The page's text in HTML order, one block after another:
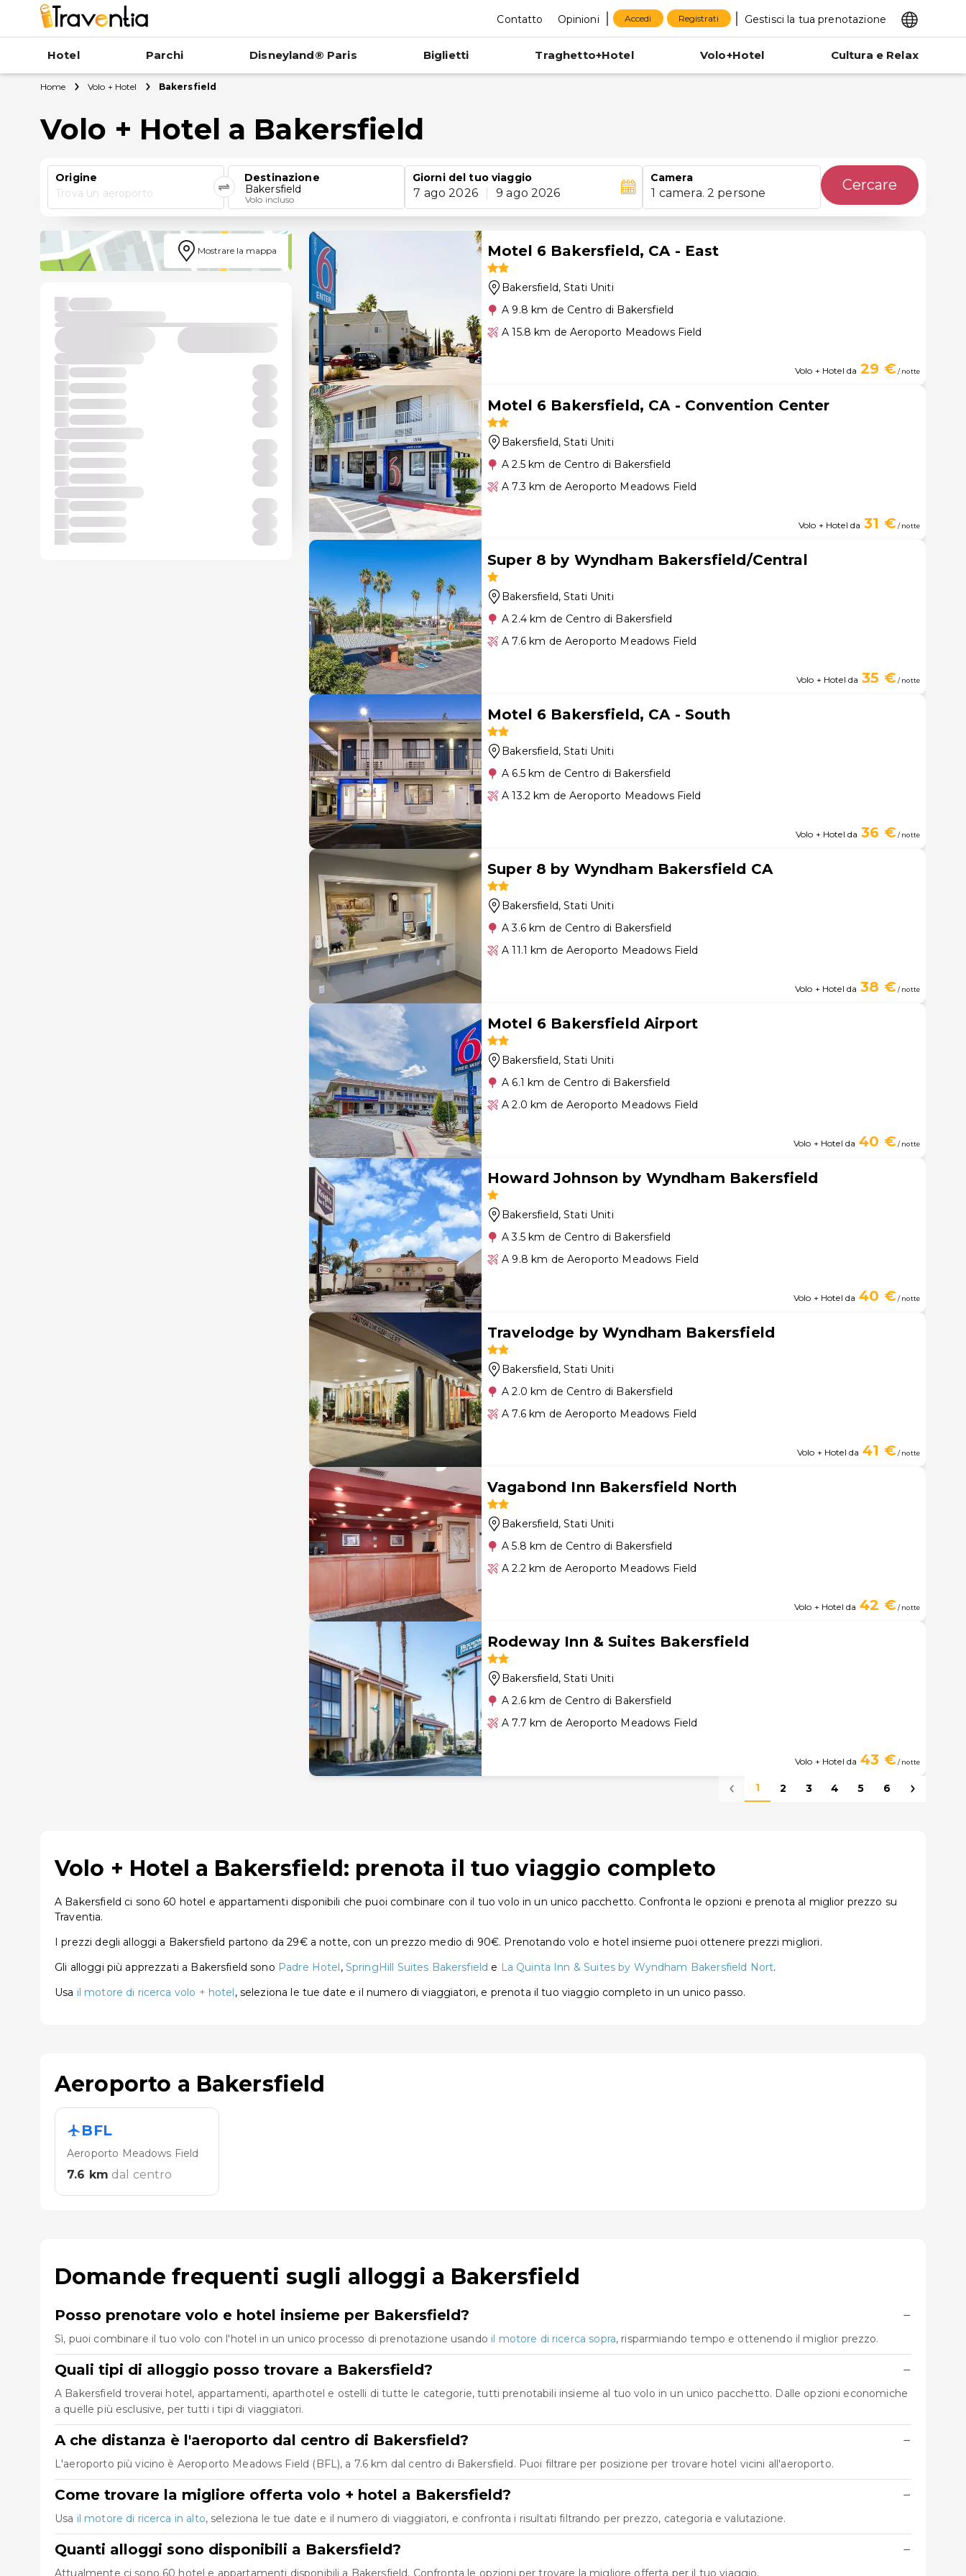
Contatto Opinioni Accedi Registrati Gestisci la tua prenotazione
Hotel Parchi Disneyland® Paris Biglietti Traghetto+Hotel Volo+Hotel Cultura e Relax
Home Volo + Hotel Bakersfield
Volo + Hotel a Bakersfield
Origine
Trova un aeroporto
Destinazione
Bakersfield
Volo incluso
Giorni del tuo viaggio
7 ago 2026 9 ago 2026
Camera
1 camera. 2 persone Cercare
Mostrare la mappa Motel 6 Bakersfield, CA - East
Bakersfield, Stati Uniti
A 9.8 km de Centro di Bakersfield
A 15.8 km de Aeroporto Meadows Field
Volo + Hotel da 29 €/ notte
Motel 6 Bakersfield, CA - Convention Center
Bakersfield, Stati Uniti
A 2.5 km de Centro di Bakersfield
A 7.3 km de Aeroporto Meadows Field
Volo + Hotel da 31 €/ notte
Super 8 by Wyndham Bakersfield/Central
Bakersfield, Stati Uniti
A 2.4 km de Centro di Bakersfield
A 7.6 km de Aeroporto Meadows Field
Volo + Hotel da 35 €/ notte
Motel 6 Bakersfield, CA - South
Bakersfield, Stati Uniti
A 6.5 km de Centro di Bakersfield
A 13.2 km de Aeroporto Meadows Field
Volo + Hotel da 36 €/ notte
Super 8 by Wyndham Bakersfield CA
Bakersfield, Stati Uniti
A 3.6 km de Centro di Bakersfield
A 11.1 km de Aeroporto Meadows Field
Volo + Hotel da 38 €/ notte
Motel 6 Bakersfield Airport
Bakersfield, Stati Uniti
A 6.1 km de Centro di Bakersfield
A 2.0 km de Aeroporto Meadows Field
Volo + Hotel da 40 €/ notte
Howard Johnson by Wyndham Bakersfield
Bakersfield, Stati Uniti
A 3.5 km de Centro di Bakersfield
A 9.8 km de Aeroporto Meadows Field
Volo + Hotel da 40 €/ notte
Travelodge by Wyndham Bakersfield
Bakersfield, Stati Uniti
A 2.0 km de Centro di Bakersfield
A 7.6 km de Aeroporto Meadows Field
Volo + Hotel da 41 €/ notte
Vagabond Inn Bakersfield North
Bakersfield, Stati Uniti
A 5.8 km de Centro di Bakersfield
A 2.2 km de Aeroporto Meadows Field
Volo + Hotel da 42 €/ notte
Rodeway Inn & Suites Bakersfield
Bakersfield, Stati Uniti
A 2.6 km de Centro di Bakersfield
A 7.7 km de Aeroporto Meadows Field
Volo + Hotel da 43 €/ notte
1 2 3 4 5 6
Volo + Hotel a Bakersfield: prenota il tuo viaggio completo
A Bakersfield ci sono 60 hotel e appartamenti disponibili che puoi combinare con il tuo volo in un unico pacchetto. Confronta le opzioni e prenota al miglior prezzo su
Traventia.
I prezzi degli alloggi a Bakersfield partono da 29€ a notte, con un prezzo medio di 90€. Prenotando volo e hotel insieme puoi ottenere prezzi migliori.
Gli alloggi più apprezzati a Bakersfield sono Padre Hotel, SpringHill Suites Bakersfield e La Quinta Inn & Suites by Wyndham Bakersfield Nort.
Usa il motore di ricerca volo + hotel, seleziona le tue date e il numero di viaggiatori, e prenota il tuo viaggio completo in un unico passo.
Aeroporto a Bakersfield
BFL
Aeroporto Meadows Field
7.6 km dal centro
Domande frequenti sugli alloggi a Bakersfield
Posso prenotare volo e hotel insieme per Bakersfield? −
Sì, puoi combinare il tuo volo con l'hotel in un unico processo di prenotazione usando il motore di ricerca sopra, risparmiando tempo e ottenendo il miglior prezzo.
Quali tipi di alloggio posso trovare a Bakersfield? −
A Bakersfield troverai hotel, appartamenti, aparthotel e ostelli di tutte le categorie, tutti prenotabili insieme al tuo volo in un unico pacchetto. Dalle opzioni economiche
a quelle più esclusive, per tutti i tipi di viaggiatori.
A che distanza è l'aeroporto dal centro di Bakersfield? −
L'aeroporto più vicino è Aeroporto Meadows Field (BFL), a 7.6 km dal centro di Bakersfield. Puoi filtrare per posizione per trovare hotel vicini all'aeroporto.
Come trovare la migliore offerta volo + hotel a Bakersfield? −
Usa il motore di ricerca in alto, seleziona le tue date e il numero di viaggiatori, e confronta i risultati filtrando per prezzo, categoria e valutazione.
Quanti alloggi sono disponibili a Bakersfield? −
Attualmente ci sono 60 hotel e appartamenti disponibili a Bakersfield. Confronta le opzioni per trovare la migliore offerta per il tuo viaggio.